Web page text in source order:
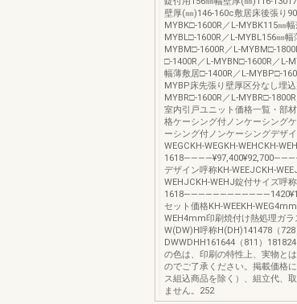
壁厚(㎜)146-160c敷居床後張り
MYBK□-1600R／L-MYBK115㎜
MYBL□-1600R／L-MYBL156㎜幅
MYBM□-1600R／L-MYBM□-
□-1400R／L-MYBN□-1600R／L-
幅薄敷居□-1400R／L-MYBP□-
MYBP床先張り壁厚区分なし埋
MYBR□-1600R／L-MYBR□-
室内引戸ユニット価格一覧・部
格ケーシング付ノンケーシング
ーシング付ノンケーシングデザ
WEGCKH-WEGKH-WEHCKH-
デザイン呼称KH-WEEJCKH-
WEHJCKH-WEHJ錠付サイズ呼称
セット価格KH-WEEKH-
WEH4mm印刷焼付け熱処理ガ
W(DW)H呼称H(DH)141478（728
DWWDHH161644（811）
の色は、印刷の特性上、実物と
のでご了承ください。掲載価格
ス組込商品を除く）、組立代、
ません。252